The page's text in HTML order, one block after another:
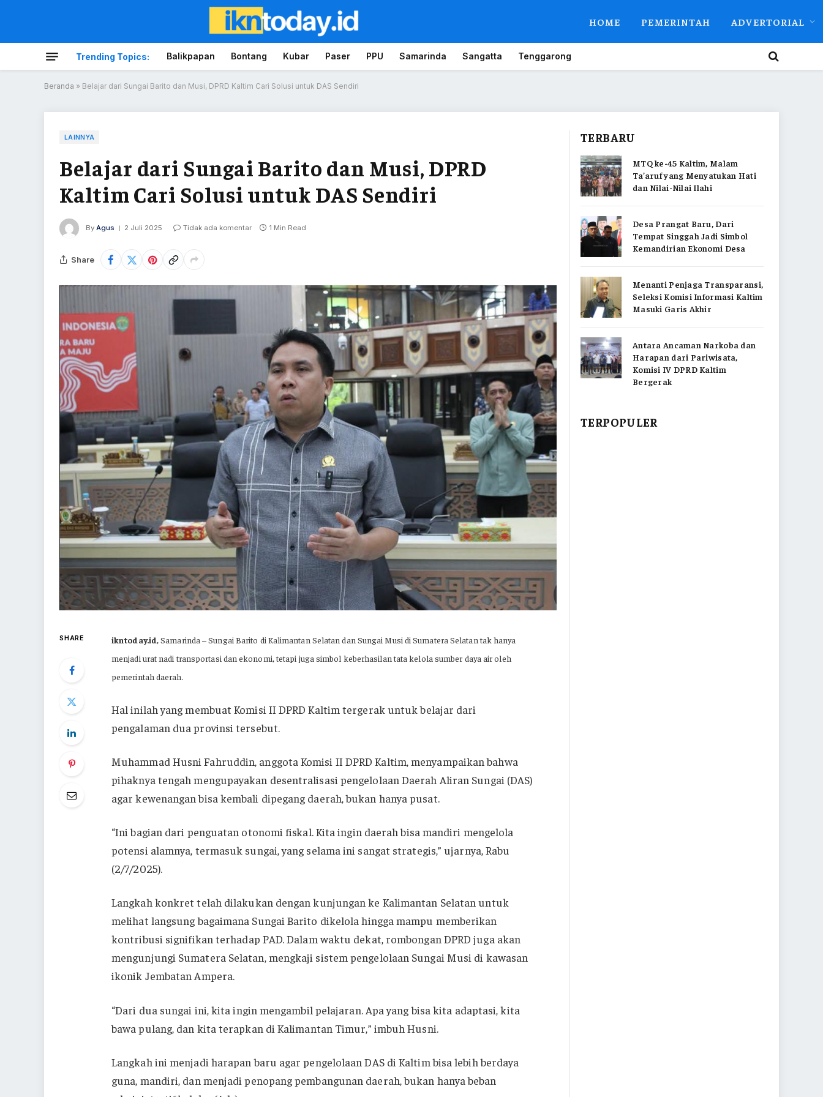
HOME PEMERINTAH ADVERTORIAL
Trending Topics: Balikpapan Bontang Kubar Paser PPU Samarinda Sangatta Tenggarong
Beranda » Belajar dari Sungai Barito dan Musi, DPRD Kaltim Cari Solusi untuk DAS Sendiri
LAINNYA
Belajar dari Sungai Barito dan Musi, DPRD
Kaltim Cari Solusi untuk DAS Sendiri
By Agus 2 Juli 2025 Tidak ada komentar 1 Min Read
Share
SHARE ikntoday.id, Samarinda – Sungai Barito di Kalimantan Selatan dan Sungai Musi di Sumatera Selatan tak hanya
menjadi urat nadi transportasi dan ekonomi, tetapi juga simbol keberhasilan tata kelola sumber daya air oleh
pemerintah daerah.
Hal inilah yang membuat Komisi II DPRD Kaltim tergerak untuk belajar dari
pengalaman dua provinsi tersebut.
Muhammad Husni Fahruddin, anggota Komisi II DPRD Kaltim, menyampaikan bahwa
pihaknya tengah mengupayakan desentralisasi pengelolaan Daerah Aliran Sungai (DAS)
agar kewenangan bisa kembali dipegang daerah, bukan hanya pusat.
“Ini bagian dari penguatan otonomi fiskal. Kita ingin daerah bisa mandiri mengelola
potensi alamnya, termasuk sungai, yang selama ini sangat strategis,” ujarnya, Rabu
(2/7/2025).
Langkah konkret telah dilakukan dengan kunjungan ke Kalimantan Selatan untuk
melihat langsung bagaimana Sungai Barito dikelola hingga mampu memberikan
kontribusi signifikan terhadap PAD. Dalam waktu dekat, rombongan DPRD juga akan
mengunjungi Sumatera Selatan, mengkaji sistem pengelolaan Sungai Musi di kawasan
ikonik Jembatan Ampera.
“Dari dua sungai ini, kita ingin mengambil pelajaran. Apa yang bisa kita adaptasi, kita
bawa pulang, dan kita terapkan di Kalimantan Timur,” imbuh Husni.
Langkah ini menjadi harapan baru agar pengelolaan DAS di Kaltim bisa lebih berdaya
guna, mandiri, dan menjadi penopang pembangunan daerah, bukan hanya beban
TERBARU
MTQ ke-45 Kaltim, Malam
Ta’aruf yang Menyatukan Hati
dan Nilai-Nilai Ilahi
Desa Prangat Baru, Dari
Tempat Singgah Jadi Simbol
Kemandirian Ekonomi Desa
Menanti Penjaga Transparansi,
Seleksi Komisi Informasi Kaltim
Masuki Garis Akhir
Antara Ancaman Narkoba dan
Harapan dari Pariwisata,
Komisi IV DPRD Kaltim
Bergerak
TERPOPULER